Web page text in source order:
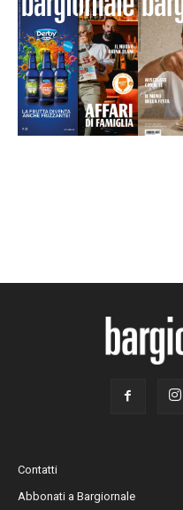
Contatti
Abbonati a Bargiornale